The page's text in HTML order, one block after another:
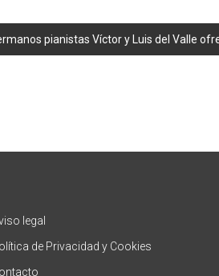
pianistas Víctor y Luis del Valle
legal
de Privacidad y Cookies